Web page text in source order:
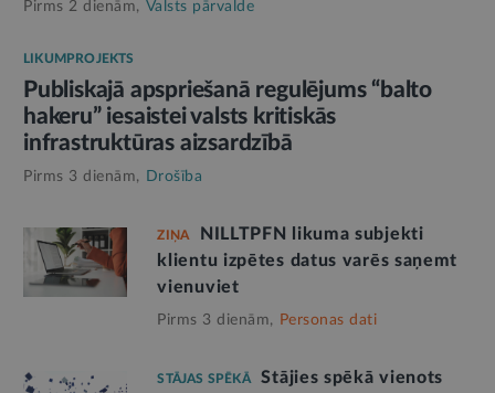
Pirms 2 dienām, Valsts pārvalde
LIKUMPROJEKTS
Publiskajā apspriešanā regulējums “balto
hakeru” iesaistei valsts kritiskās
infrastruktūras aizsardzībā
Pirms 3 dienām, Drošība
ZIŅA
NILLTPFN likuma subjekti
klientu izpētes datus varēs saņemt
vienuviet
Pirms 3 dienām, Personas dati
STĀJAS SPĒKĀ
Stājies spēkā vienots